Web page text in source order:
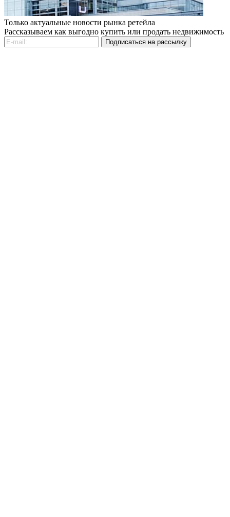
Только актуальные новости рынка ретейла
Рассказываем как выгодно купить или продать недвижимость